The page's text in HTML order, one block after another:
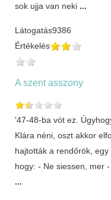
sok ujja van neki ...
Látogatás9386
Értékelés
A szent asszony
'47-48-ba vót ez.
Klára néni, oszt akkor
hajtották a rendőrök,
hogy: - Ne siessen, mer
...